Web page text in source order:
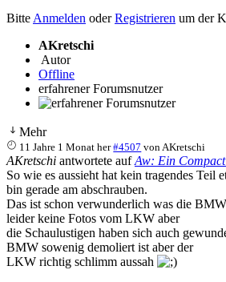
Bitte Anmelden oderRegistrieren um der
AKretschi
Autor
Offline
erfahrener Forumsnutzer
Mehr
11 Jahre 1 Monat her #4507 von AKretschi
AKretschi antwortete aufAw: Ein
So wie es aussieht hat kein tragendes Teil
bin gerade am abschrauben.
Das ist schon verwunderlich was die
leider keine Fotos vom LKW aber
die Schaulustigen haben sich auch
BMW sowenig demoliert ist aber der
LKW richtig schlimm aussah